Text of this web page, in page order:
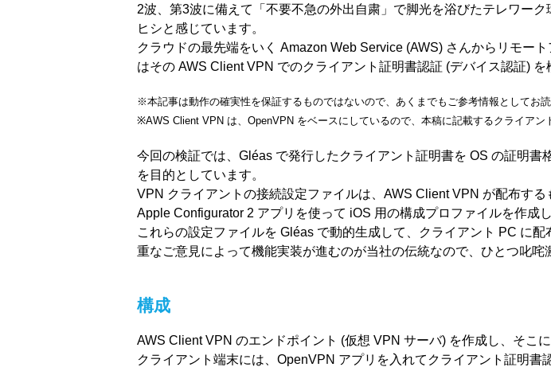
2波、第3波に備えて「不要不急の外出自粛」で脚光を浴びたテレワー
ヒシと感じています。
クラウドの最先端をいく Amazon Web Service (AWS) さんからリモー
はその AWS Client VPN でのクライアント証明書認証 (デバイス認証) を
※本記事は動作の確実性を保証するものではないので、あくまでもご参考情報としてお
※AWS Client VPN は、OpenVPN をベースにしているので、本稿に記載するクライアン
今回の検証では、Gléas で発行したクライアント証明書を OS の証明
を目的としています。
VPN クライアントの接続設定ファイルは、AWS Client VPN が配布す
Apple Configurator 2 アプリを使って iOS 用の構成プロファイルを作成
これらの設定ファイルを Gléas で動的生成して、クライアント PC に
重なご意見によって機能実装が進むのが当社の伝統なので、ひとつ叱咤
構成
AWS Client VPN のエンドポイント (仮想 VPN サーバ) を作成し、そこ
クライアント端末には、OpenVPN アプリを入れてクライアント証明